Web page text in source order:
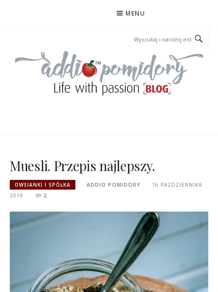
MENU
Muesli. Przepis najlepszy.
OWSIANKI I SPÓŁKA ADDIO POMIDORY
16 PAŹDZIERNIKA
2019
2